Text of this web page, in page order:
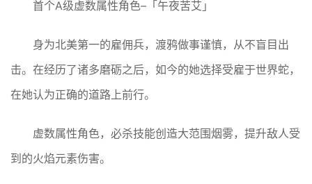
首个A级虚数属性角色–「午夜苦艾」
身为北美第一的雇佣兵，渡鸦做事谨慎，从不盲目出
击。在经历了诸多磨砺之后，如今的她选择受雇于世界蛇，
在她认为正确的道路上前行。
虚数属性角色，必杀技能创造大范围烟雾，提升敌人受
到的火焰元素伤害。